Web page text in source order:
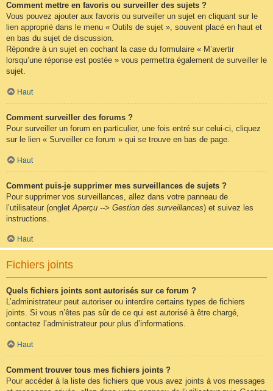
Comment mettre en favoris ou surveiller des sujets ?
Vous pouvez ajouter aux favoris ou surveiller un sujet en cliquant sur le
lien approprié dans le menu « Outils de sujet », souvent placé en haut et
en bas du sujet de discussion.
Répondre à un sujet en cochant la case du formulaire « M’avertir
lorsqu’une réponse est postée » vous permettra également de surveiller le
sujet.
Haut
Comment surveiller des forums ?
Pour surveiller un forum en particulier, une fois entré sur celui-ci, cliquez
sur le lien « Surveiller ce forum » qui se trouve en bas de page.
Haut
Comment puis-je supprimer mes surveillances de sujets ?
Pour supprimer vos surveillances, allez dans votre panneau de
l’utilisateur (onglet Aperçu --> Gestion des surveillances) et suivez les
instructions.
Haut
Fichiers joints
Quels fichiers joints sont autorisés sur ce forum ?
L’administrateur peut autoriser ou interdire certains types de fichiers
joints. Si vous n’êtes pas sûr de ce qui est autorisé à être chargé,
contactez l’administrateur pour plus d’informations.
Haut
Comment trouver tous mes fichiers joints ?
Pour accéder à la liste des fichiers que vous avez joints à vos messages